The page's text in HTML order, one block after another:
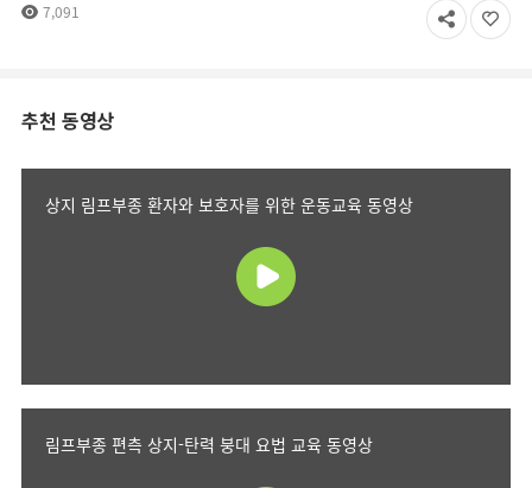
7,091
추천 동영상
상지 림프부종 환자와 보호자를 위한 운동교육 동영상
림프부종 편측 상지-탄력 붕대 요법 교육 동영상